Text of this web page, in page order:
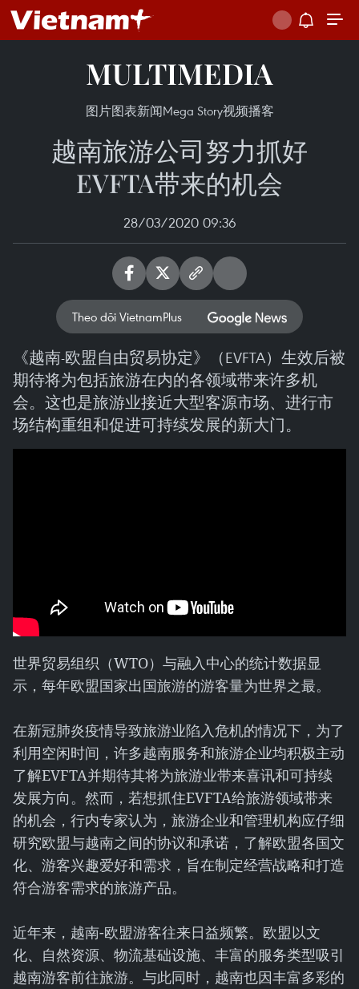
MULTIMEDIA
图片图表新闻Mega Story视频播客
越南旅游公司努力抓好
EVFTA带来的机会
28/03/2020 09:36
Theo dõi VietnamPlus
《越南-欧盟自由贸易协定》（EVFTA）生效后被
期待将为包括旅游在内的各领域带来许多机
会。这也是旅游业接近大型客源市场、进行市
场结构重组和促进可持续发展的新大门。
世界贸易组织（WTO）与融入中心的统计数据显
示，每年欧盟国家出国旅游的游客量为世界之最。
在新冠肺炎疫情导致旅游业陷入危机的情况下，为了
利用空闲时间，许多越南服务和旅游企业均积极主动
了解EVFTA并期待其将为旅游业带来喜讯和可持续
发展方向。然而，若想抓住EVFTA给旅游领域带来
的机会，行内专家认为，旅游企业和管理机构应仔细
研究欧盟与越南之间的协议和承诺，了解欧盟各国文
化、游客兴趣爱好和需求，旨在制定经营战略和打造
符合游客需求的旅游产品。
近年来，越南-欧盟游客往来日益频繁。欧盟以文
化、自然资源、物流基础设施、丰富的服务类型吸引
越南游客前往旅游。与此同时，越南也因丰富多彩的